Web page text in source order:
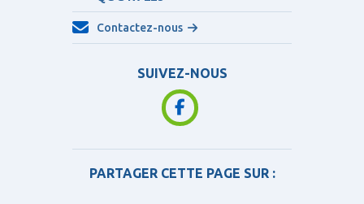
Contactez-nous
SUIVEZ-NOUS
PARTAGER CETTE PAGE SUR :